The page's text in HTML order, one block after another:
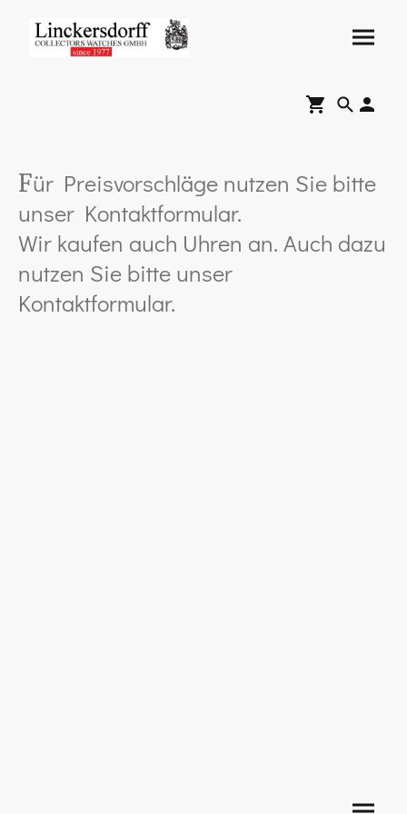
Für Preisvorschläge nutzen Sie bitte
unser Kontaktformular.
Wir kaufen auch Uhren an. Auch dazu
nutzen Sie bitte unser
Kontaktformular.